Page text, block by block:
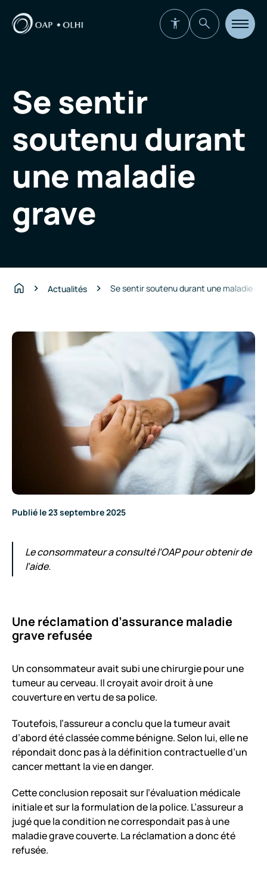
Ouvrir
la
Se sentir
soutenu durant
une maladie
grave
Actualités Se sentir soutenu durant une maladie
Publié le 23 septembre 2025
Le consommateur a consulté l’OAP pour obtenir de
l’aide.
Une réclamation d’assurance maladie
grave refusée
Un consommateur avait subi une chirurgie pour une
tumeur au cerveau. Il croyait avoir droit à une
couverture en vertu de sa police.
Toutefois, l’assureur a conclu que la tumeur avait
d’abord été classée comme bénigne. Selon lui, elle ne
répondait donc pas à la définition contractuelle d’un
cancer mettant la vie en danger.
Cette conclusion reposait sur l’évaluation médicale
initiale et sur la formulation de la police. L’assureur a
jugé que la condition ne correspondait pas à une
maladie grave couverte. La réclamation a donc été
refusée.